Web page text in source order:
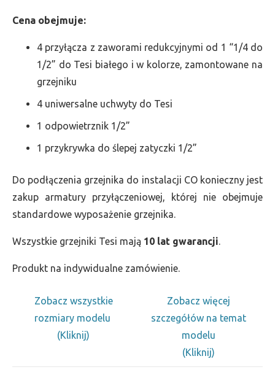
Cena obejmuje:
4 przyłącza z zaworami redukcyjnymi od 1 “1/4 do
1/2” do Tesi białego i w kolorze, zamontowane na
grzejniku
4 uniwersalne uchwyty do Tesi
1 odpowietrznik 1/2”
1 przykrywka do ślepej zatyczki 1/2”
Do podłączenia grzejnika do instalacji CO konieczny jest
zakup armatury przyłączeniowej, której nie obejmuje
standardowe wyposażenie grzejnika.
Wszystkie grzejniki Tesi mają 10 lat gwarancji.
Produkt na indywidualne zamówienie.
Zobacz wszystkie
rozmiary modelu
(Kliknij)
Zobacz więcej
szczegółów na temat
modelu
(Kliknij)